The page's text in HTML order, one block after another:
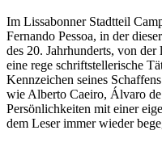
Im Lissabonner Stadtteil
Fernando Pessoa, in der
des 20. Jahrhunderts, von
eine rege schriftstellerische
Kennzeichen seines
wie Alberto Caeiro, Álvaro
Persönlichkeiten mit einer
dem Leser immer wieder